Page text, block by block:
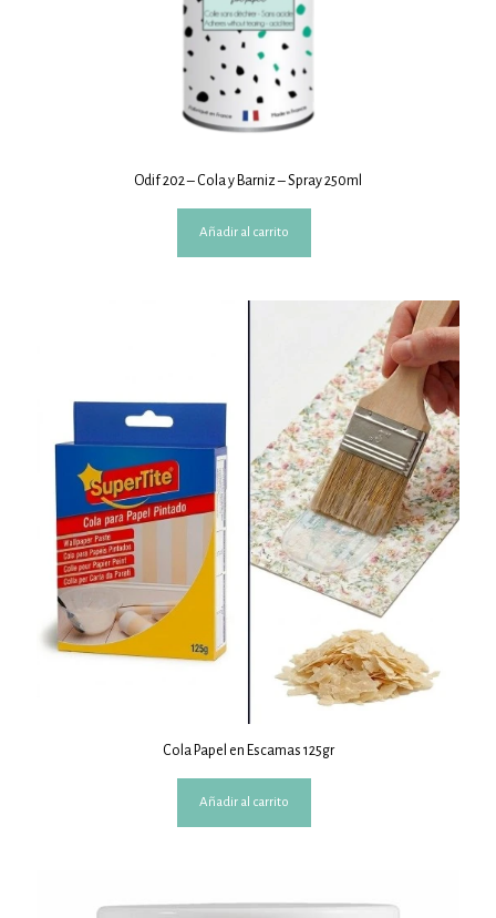
Odif 202 – Cola y Barniz – Spray 250ml
Añadir al carrito
Cola Papel en Escamas 125gr
Añadir al carrito